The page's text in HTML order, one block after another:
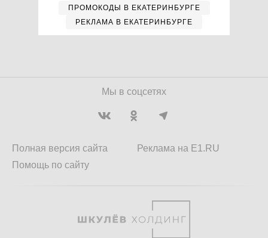
ПРОМОКОДЫ В ЕКАТЕРИНБУРГЕ
РЕКЛАМА В ЕКАТЕРИНБУРГЕ
Мы в соцсетях
Полная версия сайта
Помощь по сайту
Реклама на E1.RU